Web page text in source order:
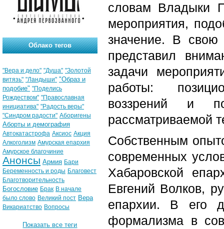
словам Владыки
мероприятия,
значение. В свою
представил
задачи
работы:
воззрений и
рассматриваемой
Собственным
современных
Хабаровской
Евгений Волков,
епархии. В его
формализма в
Облако тегов
"Вера и дело" "Душа" "Золотой
витязь" "Ландыши" "Образ и
подобие" "Поделись
Рождеством" "Православная
инициатива" "Радость веры"
"Синдром радости" Аборигены
Аборты и демография
Автокатастрофа Аксиос Акция
Алкоголизм Амурская епархия
Амурское благочиние
Анонсы Армия Бари
Беременность и роды Благовест
Благотворительность
Богословие Брак В начале
было слово Великий пост Вера
Викариатство Вопросы
Показать все теги